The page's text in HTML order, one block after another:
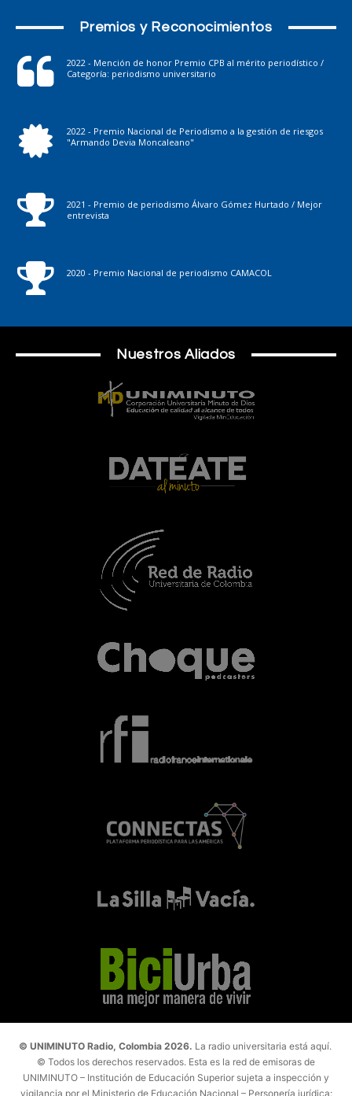
Premios y Reconocimientos
2022 - Mención de honor Premio CPB al mérito periodístico /
Categoría: periodismo universitario
2022 - Premio Nacional de Periodismo a la gestión de riesgos
"Armando Devia Moncaleano"
2021 - Premio de periodismo Álvaro Gómez Hurtado / Mejor
entrevista
2020 - Premio Nacional de periodismo CAMACOL
Nuestros Aliados
© UNIMINUTO Radio, Colombia 2026. La radio universitaria está aquí.
© Todos los derechos reservados. Esta es la red de emisoras de
UNIMINUTO – Institución de Educación Superior sujeta a inspección y
vigilancia por el Ministerio de Educación Nacional – Personería jurídica: